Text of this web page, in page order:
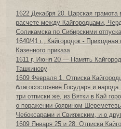
1622 Декабря 20. Царская
расчете между Кайгородцами,
Соликамска по Сибирскими
1640/41 г., Кайгородок - Приходная
Казенного приказа
1611 г, Июня 20 — Память
Ташкинову
1609 Февраля 1. Отписка
благосостояние Государя и
три отписки же, из Вятки в Кай
о поражении боярином
Чебоксарами и Свияжским, и о
1609 Января 25 и 28. Отписка